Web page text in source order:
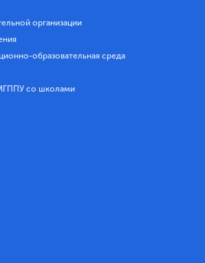
организации
образовательная среда
со школами